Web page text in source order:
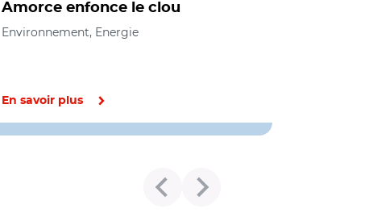
Amorce enfonce le clou
Environnement, Energie
En savoir plus